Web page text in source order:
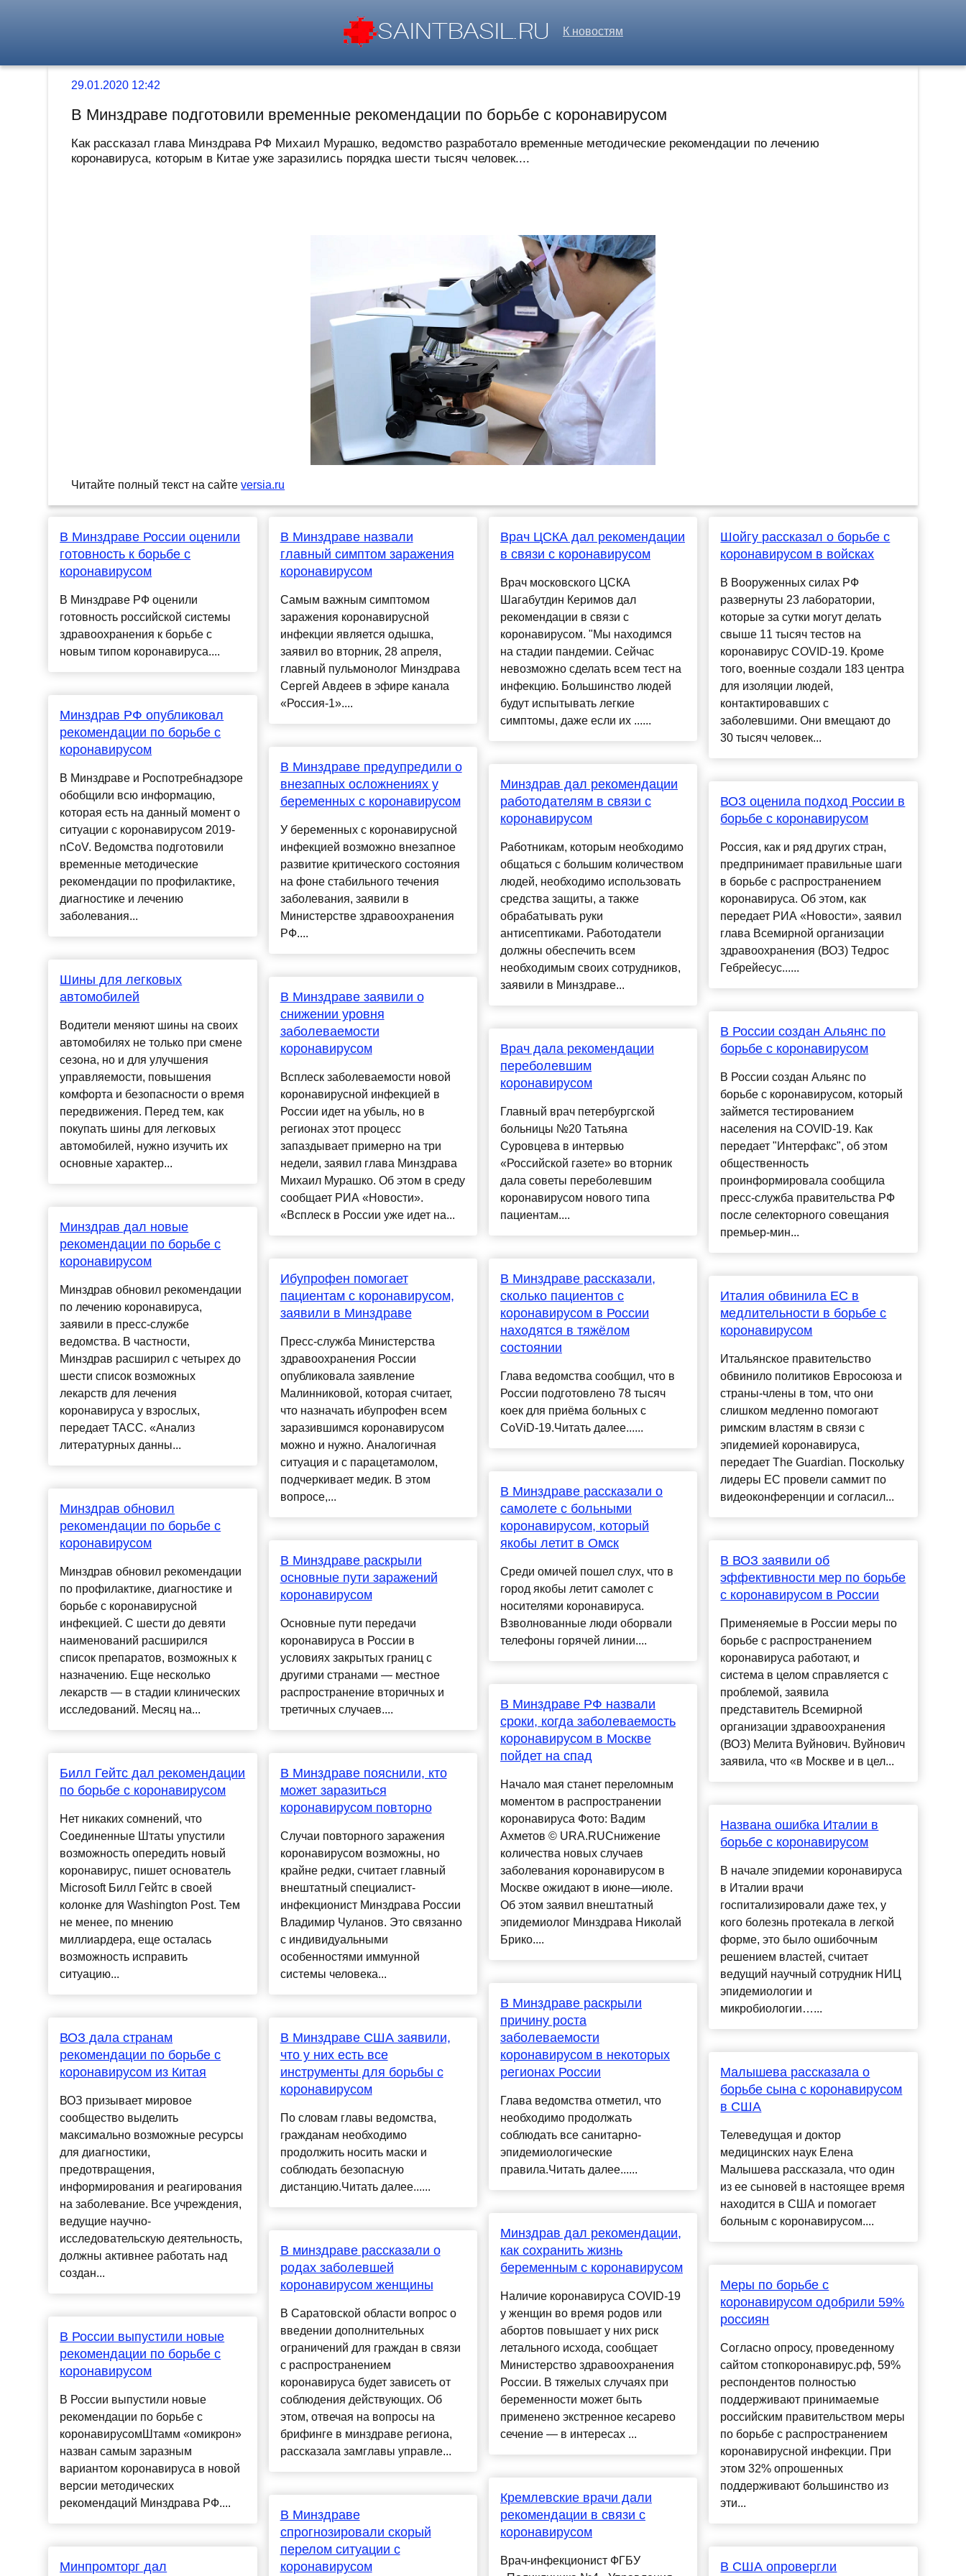
К новостям
29.01.2020 12:42
В Минздраве подготовили временные рекомендации по борьбе с коронавирусом
Как рассказал глава Минздрава РФ Михаил Мурашко, ведомство разработало временные методические рекомендации по лечению
коронавируса, которым в Китае уже заразились порядка шести тысяч человек....
Читайте полный текст на сайтеversia.ru
В Минздраве России оценили
готовность к борьбе с
коронавирусом
В Минздраве РФ оценили
готовность российской системы
здравоохранения к борьбе с
новым типом коронавируса....
Минздрав РФ опубликовал
рекомендации по борьбе с
коронавирусом
В Минздраве и Роспотребнадзоре
обобщили всю информацию,
которая есть на данный момент о
ситуации с коронавирусом 2019-
nСoV. Ведомства подготовили
временные методические
рекомендации по профилактике,
диагностике и лечению
заболевания...
Шины для легковых
автомобилей
Водители меняют шины на своих
автомобилях не только при смене
сезона, но и для улучшения
управляемости, повышения
комфорта и безопасности о время
передвижения. Перед тем, как
покупать шины для легковых
автомобилей, нужно изучить их
основные характер...
Минздрав дал новые
рекомендации по борьбе с
коронавирусом
Минздрав обновил рекомендации
по лечению коронавируса,
заявили в пресс-службе
ведомства. В частности,
Минздрав расширил с четырех до
шести список возможных
лекарств для лечения
коронавируса у взрослых,
передает ТАСС. «Анализ
литературных данны...
Минздрав обновил
рекомендации по борьбе с
коронавирусом
Минздрав обновил рекомендации
по профилактике, диагностике и
борьбе с коронавирусной
инфекцией. С шести до девяти
наименований расширился
список препаратов, возможных к
назначению. Еще несколько
лекарств — в стадии клинических
исследований. Месяц на...
Билл Гейтс дал рекомендации
по борьбе с коронавирусом
Нет никаких сомнений, что
Соединенные Штаты упустили
возможность опередить новый
коронавирус, пишет основатель
Microsoft Билл Гейтс в своей
колонке для Washington Post. Тем
не менее, по мнению
миллиардера, еще осталась
возможность исправить
ситуацию...
ВОЗ дала странам
рекомендации по борьбе с
коронавирусом из Китая
ВОЗ призывает мировое
сообщество выделить
максимально возможные ресурсы
для диагностики,
предотвращения,
информирования и реагирования
на заболевание. Все учреждения,
ведущие научно-
исследовательскую деятельность,
должны активнее работать над
создан...
В России выпустили новые
рекомендации по борьбе с
коронавирусом
В России выпустили новые
рекомендации по борьбе с
коронавирусомШтамм «омикрон»
назван самым заразным
вариантом коронавируса в новой
версии методических
рекомендаций Минздрава РФ....
Минпромторг дал
В Минздраве назвали
главный симптом заражения
коронавирусом
Самым важным симптомом
заражения коронавирусной
инфекции является одышка,
заявил во вторник, 28 апреля,
главный пульмонолог Минздрава
Сергей Авдеев в эфире канала
«Россия-1»....
В Минздраве предупредили о
внезапных осложнениях у
беременных с коронавирусом
У беременных с коронавирусной
инфекцией возможно внезапное
развитие критического состояния
на фоне стабильного течения
заболевания, заявили в
Министерстве здравоохранения
РФ....
В Минздраве заявили о
снижении уровня
заболеваемости
коронавирусом
Всплеск заболеваемости новой
коронавирусной инфекцией в
России идет на убыль, но в
регионах этот процесс
запаздывает примерно на три
недели, заявил глава Минздрава
Михаил Мурашко. Об этом в среду
сообщает РИА «Новости».
«Всплеск в России уже идет на...
Ибупрофен помогает
пациентам с коронавирусом,
заявили в Минздраве
Пресс-служба Министерства
здравоохранения России
опубликовала заявление
Малинниковой, которая считает,
что назначать ибупрофен всем
заразившимся коронавирусом
можно и нужно. Аналогичная
ситуация и с парацетамолом,
подчеркивает медик. В этом
вопросе,...
В Минздраве раскрыли
основные пути заражений
коронавирусом
Основные пути передачи
коронавируса в России в
условиях закрытых границ с
другими странами — местное
распространение вторичных и
третичных случаев....
В Минздраве пояснили, кто
может заразиться
коронавирусом повторно
Случаи повторного заражения
коронавирусом возможны, но
крайне редки, считает главный
внештатный специалист-
инфекционист Минздрава России
Владимир Чуланов. Это связанно
с индивидуальными
особенностями иммунной
системы человека...
В Минздраве США заявили,
что у них есть все
инструменты для борьбы с
коронавирусом
По словам главы ведомства,
гражданам необходимо
продолжить носить маски и
соблюдать безопасную
дистанцию.Читать далее......
В минздраве рассказали о
родах заболевшей
коронавирусом женщины
В Саратовской области вопрос о
введении дополнительных
ограничений для граждан в связи
с распространением
коронавируса будет зависеть от
соблюдения действующих. Об
этом, отвечая на вопросы на
брифинге в минздраве региона,
рассказала замглавы управле...
В Минздраве
спрогнозировали скорый
перелом ситуации с
коронавирусом
Врач ЦСКА дал рекомендации
в связи с коронавирусом
Врач московского ЦСКА
Шагабутдин Керимов дал
рекомендации в связи с
коронавирусом. "Мы находимся
на стадии пандемии. Сейчас
невозможно сделать всем тест на
инфекцию. Большинство людей
будут испытывать легкие
симптомы, даже если их ......
Минздрав дал рекомендации
работодателям в связи с
коронавирусом
Работникам, которым необходимо
общаться с большим количеством
людей, необходимо использовать
средства защиты, а также
обрабатывать руки
антисептиками. Работодатели
должны обеспечить всем
необходимым своих сотрудников,
заявили в Минздраве...
Врач дала рекомендации
переболевшим
коронавирусом
Главный врач петербургской
больницы №20 Татьяна
Суровцева в интервью
«Российской газете» во вторник
дала советы переболевшим
коронавирусом нового типа
пациентам....
В Минздраве рассказали,
сколько пациентов с
коронавирусом в России
находятся в тяжёлом
состоянии
Глава ведомства сообщил, что в
России подготовлено 78 тысяч
коек для приёма больных с
CoViD-19.Читать далее......
В Минздраве рассказали о
самолете с больными
коронавирусом, который
якобы летит в Омск
Среди омичей пошел слух, что в
город якобы летит самолет с
носителями коронавируса.
Взволнованные люди оборвали
телефоны горячей линии....
В Минздраве РФ назвали
сроки, когда заболеваемость
коронавирусом в Москве
пойдет на спад
Начало мая станет переломным
моментом в распространении
коронавируса Фото: Вадим
Ахметов © URA.RUСнижение
количества новых случаев
заболевания коронавирусом в
Москве ожидают в июне—июле.
Об этом заявил внештатный
эпидемиолог Минздрава Николай
Брико....
В Минздраве раскрыли
причину роста
заболеваемости
коронавирусом в некоторых
регионах России
Глава ведомства отметил, что
необходимо продолжать
соблюдать все санитарно-
эпидемиологические
правила.Читать далее......
Минздрав дал рекомендации,
как сохранить жизнь
беременным с коронавирусом
Наличие коронавируса COVID-19
у женщин во время родов или
абортов повышает у них риск
летального исхода, сообщает
Министерство здравоохранения
России. В тяжелых случаях при
беременности может быть
применено экстренное кесарево
сечение — в интересах ...
Кремлевские врачи дали
рекомендации в связи с
коронавирусом
Врач-инфекционист ФГБУ
Шойгу рассказал о борьбе с
коронавирусом в войсках
В Вооруженных силах РФ
развернуты 23 лаборатории,
которые за сутки могут делать
свыше 11 тысяч тестов на
коронавирус COVID-19. Кроме
того, военные создали 183 центра
для изоляции людей,
контактировавших с
заболевшими. Они вмещают до
30 тысяч человек...
ВОЗ оценила подход России в
борьбе с коронавирусом
Россия, как и ряд других стран,
предпринимает правильные шаги
в борьбе с распространением
коронавируса. Об этом, как
передает РИА «Новости», заявил
глава Всемирной организации
здравоохранения (ВОЗ) Тедрос
Гебрейесус......
В России создан Альянс по
борьбе с коронавирусом
В России создан Альянс по
борьбе с коронавирусом, который
займется тестированием
населения на COVID-19. Как
передает "Интерфакс", об этом
общественность
проинформировала сообщила
пресс-служба правительства РФ
после селекторного совещания
премьер-мин...
Италия обвинила ЕС в
медлительности в борьбе с
коронавирусом
Итальянское правительство
обвинило политиков Евросоюза и
страны-члены в том, что они
слишком медленно помогают
римским властям в связи с
эпидемией коронавируса,
передает The Guardian. Поскольку
лидеры ЕС провели саммит по
видеоконференции и согласил...
В ВОЗ заявили об
эффективности мер по борьбе
с коронавирусом в России
Применяемые в России меры по
борьбе с распространением
коронавируса работают, и
система в целом справляется с
проблемой, заявила
представитель Всемирной
организации здравоохранения
(ВОЗ) Мелита Вуйнович. Вуйнович
заявила, что «в Москве и в цел...
Названа ошибка Италии в
борьбе с коронавирусом
В начале эпидемии коронавируса
в Италии врачи
госпитализировали даже тех, у
кого болезнь протекала в легкой
форме, это было ошибочным
решением властей, считает
ведущий научный сотрудник НИЦ
эпидемиологии и
микробиологии…...
Малышева рассказала о
борьбе сына с коронавирусом
в США
Телеведущая и доктор
медицинских наук Елена
Малышева рассказала, что один
из ее сыновей в настоящее время
находится в США и помогает
больным с коронавирусом....
Меры по борьбе с
коронавирусом одобрили 59%
россиян
Согласно опросу, проведенному
сайтом стопкоронавирус.рф, 59%
респондентов полностью
поддерживают принимаемые
российским правительством меры
по борьбе с распространением
коронавирусной инфекции. При
этом 32% опрошенных
поддерживают большинство из
эти...
В США опровергли